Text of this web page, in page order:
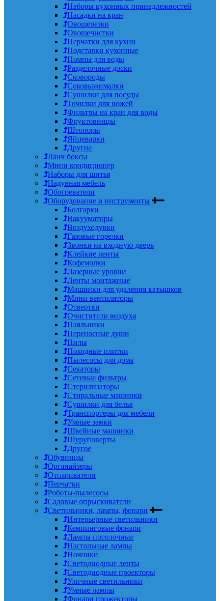
Наборы кухонных принадлежностей
Насадки на кран
Овощерезки
Овощечистки
Перчатки для кухни
Подставки кухонные
Помпы для воды
Разделочные доски
Сковороды
Соковыжималки
Сушилки для посуды
Точилки для ножей
Фильтры на кран для воды
Фруктовницы
Штопоры
Яйцеварки
Другие
Ланч боксы
Мини кондиционер
Наборы для шитья
Надувная мебель
Обогреватели
Оборудование и инструменты
Болгарки
Вакууматоры
Воздуходувки
Газовые горелки
Звонки на входную дверь
Клейкие ленты
Кофемолки
Лазерные уровни
Ленты монтажные
Машинки для удаления катышков
Мини вентиляторы
Отвертки
Очистители воздуха
Паяльники
Переносные души
Пилы
Походные плитки
Пылесосы для дома
Секаторы
Сетевые фильтры
Стерилизаторы
Стиральные машинки
Сушилки для белья
Транспортеры для мебели
Умные замки
Швейные машинки
Шуруповерты
Другое
Обувницы
Органайзеры
Отпариватели
Перчатки
Роботы-пылесосы
Садовые опрыскиватели
Светильники, лампы, фонари
Интерьерные светильники
Кемпинговые фонари
Лампы потолочные
Настольные лампы
Ночники
Светодиодные ленты
Светодиодные проекторы
Уличные светильники
Умные лампы
Фонари прожекторы